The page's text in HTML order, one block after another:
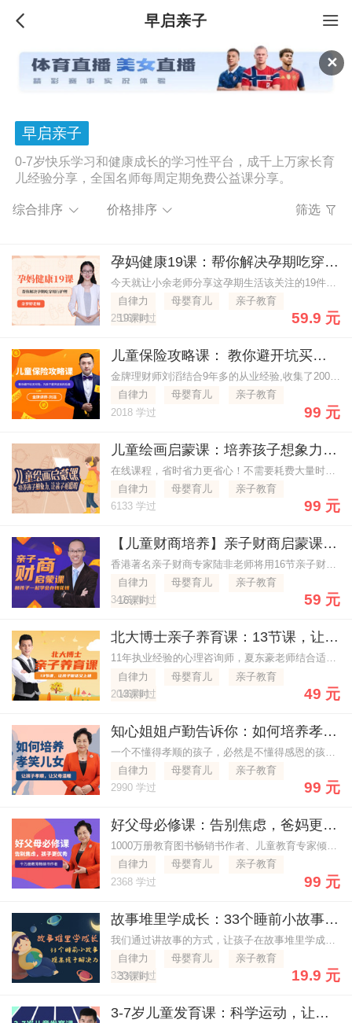
✕
早启亲子
早启亲子
0-7岁快乐学习和健康成长的学习性平台，成千上万家长育
儿经验分享，全国名师每周定期免费公益课分享。
综合排序 价格排序 筛选
孕妈健康19课：帮你解决孕期吃穿用行护理
今天就让小余老师分享这孕期生活该关注的19件事，看看如何做到营养不增肥过度，孕期怎么穿美美的，化妆品、护肤品该怎么选择，妊娠纹这奇葩的玩意儿怎么避免。
自律力
母婴育儿
亲子教育
19课时
2510 学过 59.9 元
儿童保险攻略课： 教你避开坑买对险，为孩子提供坚实的后盾
金牌理财师刘滔结合9年多的从业经验,收集了2000多位年轻父母对儿童保险的困惑,教你避开行业的坑,选对险种,买对保险,为孩子提供坚实的后盾保障!
自律力
母婴育儿
亲子教育
2018 学过
99 元
儿童绘画启蒙课：培养孩子想象力，让孩子更聪明
在线课程，省时省力更省心！不需要耗费大量时间在途中，当你做饭，孩子可以跟着老师画，当你做家务，孩子还可以跟着老师画，让孩子的无聊时光变得色彩斑斓。
自律力
母婴育儿
亲子教育
6133 学过
99 元
【儿童财商培养】亲子财商启蒙课：和孩子一起学会“存钱”“花钱”
香港著名亲子财商专家陆非老师将用16节亲子财商启蒙课帮助你跟孩子学会延迟满足、自我管理、合理消费、发现金钱规律，提升财商认知，活出富裕人生！
自律力
母婴育儿
亲子教育
16课时
3426 学过 59 元
北大博士亲子养育课：13节课，让孩子听话又上进
11年执业经验的心理咨询师，夏东豪老师结合适合中国人的教育习惯
自律力
母婴育儿
亲子教育
13课时
2040 学过 49 元
知心姐姐卢勤告诉你：如何培养孝笑儿女？ 让孩子孝顺，让父母温暖
一个不懂得孝顺的孩子，必然是不懂得感恩的孩子。
自律力
母婴育儿
亲子教育
2990 学过
99 元
好父母必修课：告别焦虑，爸妈更轻松，孩子更优秀
1000万册教育图书畅销书作者、儿童教育专家倾力打造，帮助家长快速建立情商基础，让孩子拥有安全感
自律力
母婴育儿
亲子教育
2368 学过
99 元
故事堆里学成长：33个睡前小故事，提高孩子解决力
我们通过讲故事的方式，让孩子在故事堆里学成长，学会树立正确的认知习惯、拥有正确的思维和正能量心态，让孩子提高解决力
自律力
母婴育儿
亲子教育
33课时
3204 学过 19.9 元
3-7岁儿童发育课：科学运动，让孩子轻松长高